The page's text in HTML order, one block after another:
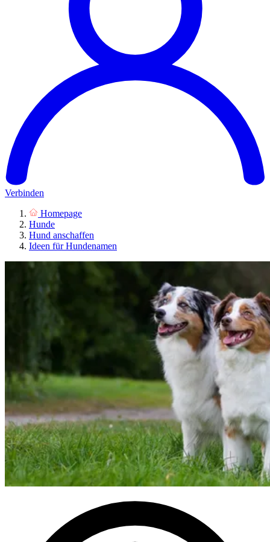
Verbinden
Homepage
Hunde
Hund anschaffen
Ideen für Hundenamen